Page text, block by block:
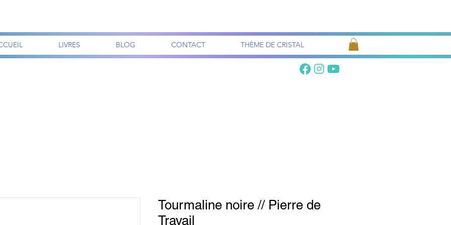
LIVRES BLOG CONTACT THÈME DE CRISTAL
Tourmaline noire // Pierre de
Travail